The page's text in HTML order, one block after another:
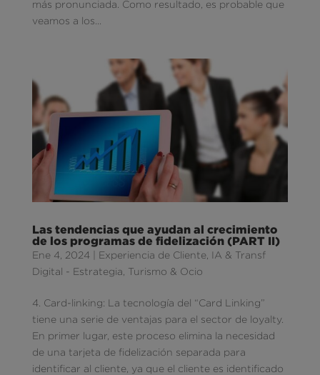
más pronunciada. Como resultado, es probable que
veamos a los...
Las tendencias que ayudan al crecimiento
de los programas de fidelización (PART II)
Ene 4, 2024| Experiencia de Cliente, IA & Transf
Digital - Estrategia Turismo & Ocio
4. Card-linking: La tecnología del “Card Linking”
tiene una serie de ventajas para el sector de loyalty.
En primer lugar, este proceso elimina la necesidad
de una tarjeta de fidelización separada para
identificar al cliente, ya que el cliente es identificado